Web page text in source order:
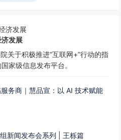
济发展
关于积极推进“互联网+”行动的指
家级信息发布平台。
务商｜慧品宣：以 AI 技术赋能
新闻发布会系列 | 王栎篇